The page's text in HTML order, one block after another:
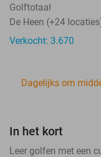
Golftotaal
De Heen (+24
Verkocht: 3.670
Dagelijks om
In het kort
Leer golfen met een